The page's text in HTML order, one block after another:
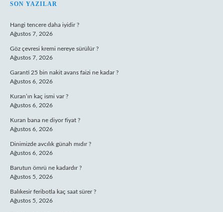
SIDEBAR
SON YAZILAR
Hangi tencere daha iyidir ?
Ağustos 7, 2026
Göz çevresi kremi nereye sürülür ?
Ağustos 7, 2026
Garanti 25 bin nakit avans faizi ne kadar ?
Ağustos 6, 2026
Kuran’ın kaç ismi var ?
Ağustos 6, 2026
Kuran bana ne diyor fiyat ?
Ağustos 6, 2026
Dinimizde avcılık günah mıdır ?
Ağustos 6, 2026
Barutun ömrü ne kadardır ?
Ağustos 5, 2026
Balıkesir feribotla kaç saat sürer ?
Ağustos 5, 2026